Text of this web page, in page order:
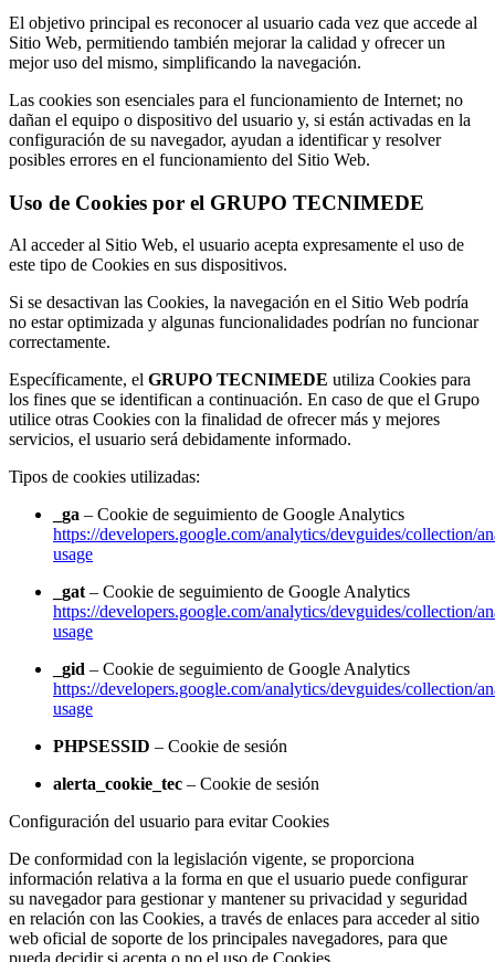
El objetivo principal es reconocer al usuario cada vez que accede al
Sitio Web, permitiendo también mejorar la calidad y ofrecer un
mejor uso del mismo, simplificando la navegación.
Las cookies son esenciales para el funcionamiento de Internet; no
dañan el equipo o dispositivo del usuario y, si están activadas en la
configuración de su navegador, ayudan a identificar y resolver
posibles errores en el funcionamiento del Sitio Web.
Uso de Cookies por el GRUPO TECNIMEDE
Al acceder al Sitio Web, el usuario acepta expresamente el uso de
este tipo de Cookies en sus dispositivos.
Si se desactivan las Cookies, la navegación en el Sitio Web podría
no estar optimizada y algunas funcionalidades podrían no funcionar
correctamente.
Específicamente, el GRUPO TECNIMEDE utiliza Cookies para
los fines que se identifican a continuación. En caso de que el Grupo
utilice otras Cookies con la finalidad de ofrecer más y mejores
servicios, el usuario será debidamente informado.
Tipos de cookies utilizadas:
_ga – Cookie de seguimiento de Google Analytics
https://developers.google.com/analytics/devguides/collection/
usage
_gat– Cookie de seguimiento de Google Analytics
https://developers.google.com/analytics/devguides/collection/
usage
_gid – Cookie de seguimiento de Google Analytics
https://developers.google.com/analytics/devguides/collection/
usage
PHPSESSID – Cookie de sesión
alerta_cookie_tec – Cookie de sesión
Configuración del usuario para evitar Cookies
De conformidad con la legislación vigente, se proporciona
información relativa a la forma en que el usuario puede configurar
su navegador para gestionar y mantener su privacidad y seguridad
en relación con las Cookies, a través de enlaces para acceder al sitio
web oficial de soporte de los principales navegadores, para que